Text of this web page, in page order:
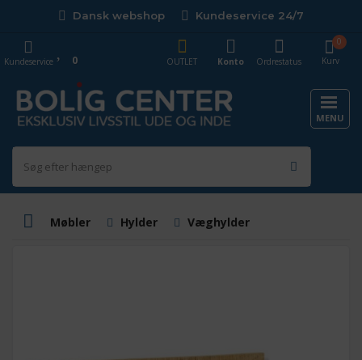
Dansk webshop Kundeservice 24/7
Kurv
0
OUTLET
Konto Ordrestatus
Kundeservice 0
MENU
Møbler Hylder Væghylder